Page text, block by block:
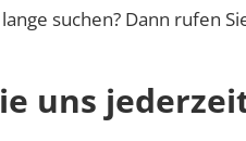
suchen? Dann rufen
uns